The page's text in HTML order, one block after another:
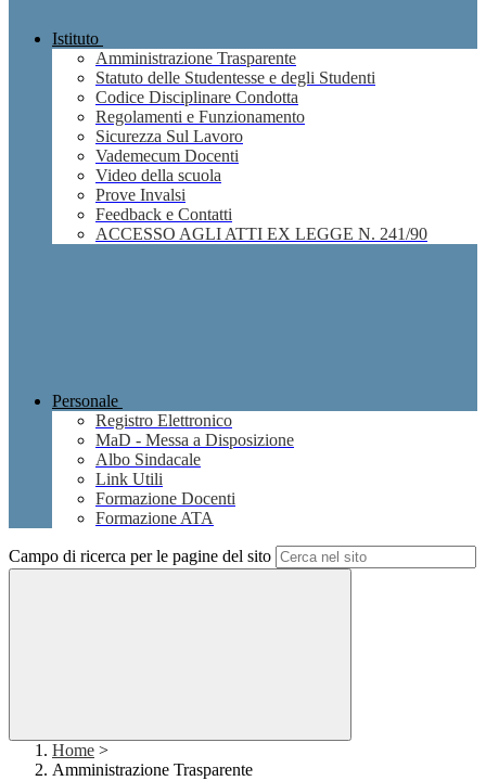
Istituto
Amministrazione Trasparente
Statuto delle Studentesse e degli Studenti
Codice Disciplinare Condotta
Regolamenti e Funzionamento
Sicurezza Sul Lavoro
Vademecum Docenti
Video della scuola
Prove Invalsi
Feedback e Contatti
ACCESSO AGLI ATTI EX LEGGE N. 241/90
Personale
Registro Elettronico
MaD - Messa a Disposizione
Albo Sindacale
Link Utili
Formazione Docenti
Formazione ATA
Campo di ricerca per le pagine del sito
Home >
Amministrazione Trasparente